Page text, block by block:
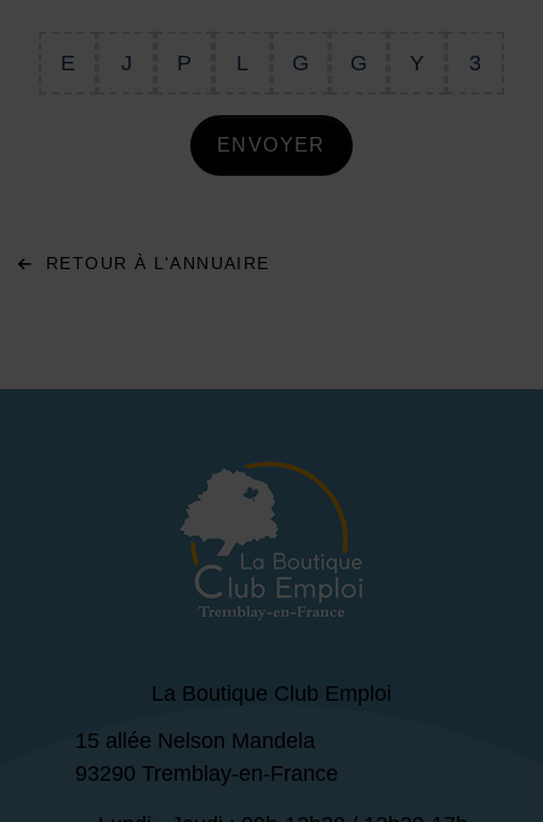
E J P L G G Y 3
ENVOYER
RETOUR À L'ANNUAIRE
La Boutique Club Emploi
15 allée Nelson Mandela
93290 Tremblay-en-France